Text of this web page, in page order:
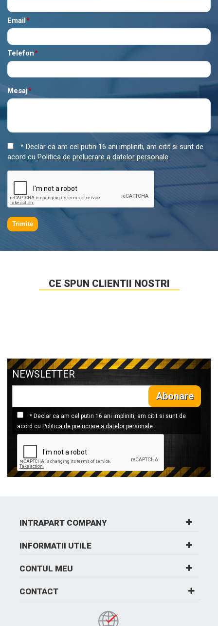
*
Email
*
Telefon
*
Mesaj
* Declar ca am cel putin 16 ani impliniti, am citit si sunt de
acord cu Politica de prelucrare a datelor personale.
Trimite
CE SPUN CLIENTII NOSTRI
NEWSLETTER
Abonare
* Declar ca am cel putin 16 ani impliniti, am citit si sunt de
acord cu Politica de prelucrare a datelor personale.
INTRAPART COMPANY
INFORMATII UTILE
CONTUL MEU
CONTACT